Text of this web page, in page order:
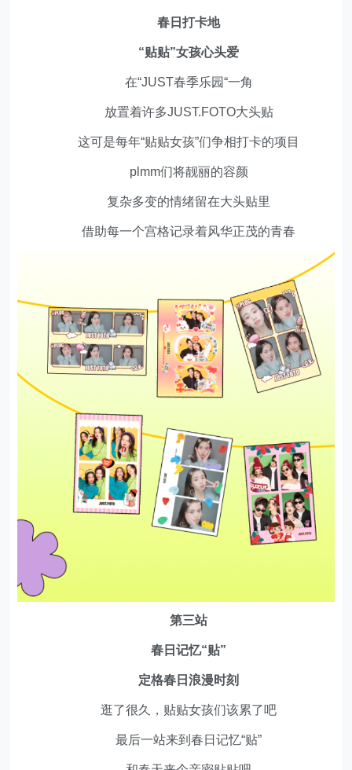
春日打卡地
“贴贴”女孩心头爱
在“JUST春季乐园“一角
放置着许多JUST.FOTO大头贴
这可是每年“贴贴女孩”们争相打卡的项目
plmm们将靓丽的容颜
复杂多变的情绪留在大头贴里
借助每一个宫格记录着风华正茂的青春
第三站
春日记忆“贴”
定格春日浪漫时刻
逛了很久，贴贴女孩们该累了吧
最后一站来到春日记忆“贴”